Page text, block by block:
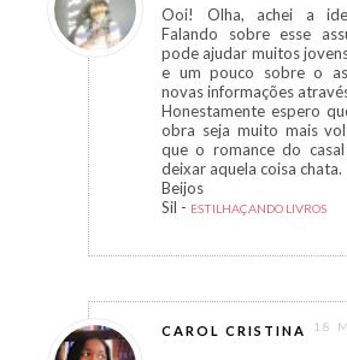
Ooi! Olha, achei a
Falando sobre esse
pode ajudar muitos
e um pouco sobre o
novas informações
Honestamente espero
obra seja muito mais
que o romance do
deixar aquela coisa chata.
Beijos
Sil - ESTILHAÇANDO LIVROS
CAROL CRISTINA 18